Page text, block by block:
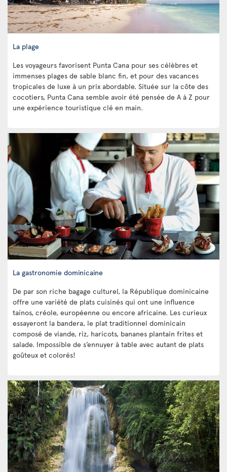
La plage
Les voyageurs favorisent Punta Cana pour ses célèbres et
immenses plages de sable blanc fin, et pour des vacances
tropicales de luxe à un prix abordable. Située sur la côte des
cocotiers, Punta Cana semble avoir été pensée de A à Z pour
une expérience touristique clé en main.
La gastronomie dominicaine
De par son riche bagage culturel, la République dominicaine
offre une variété de plats cuisinés qui ont une influence
tainos, créole, européenne ou encore africaine. Les curieux
essayeront la bandera, le plat traditionnel dominicain
composé de viande, riz, haricots, bananes plantain frites et
salade. Impossible de s’ennuyer à table avec autant de plats
goûteux et colorés!